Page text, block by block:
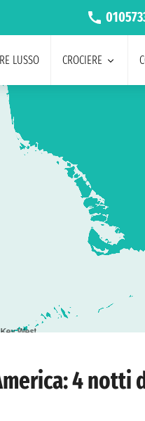
LUSSO CROCIERE
Key West
4 notti